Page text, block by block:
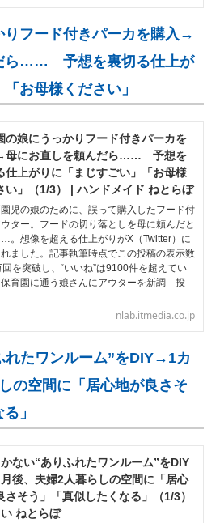
りフード付きパーカを購入→
ら…… 予想を裏切る仕上が
お母様ください」
の娘にうっかりフード付きパーカを
母にお直しを頼んだら…… 予想を
仕上がりに「まじすごい」「お母様
い」（1/3） | ハンドメイド ねとらぼ
児の娘のために、誤って購入したフード付
ター。フードの切り落としを母に頼んだと
。想像を超える仕上がりがX（Twitter）に
ました。記事執筆時点でこの投稿の表示数
を突破し、“いいね”は9100件を超えてい
保育園に通う娘さんにアウターを新調 投
nlab.itmedia.co.jp
れたワンルーム”をDIY→1カ
の空間に「居心地が良さそ
」
ない“ありふれたワンルーム”をDIY
後、夫婦2人暮らしの空間に「居心
さそう」「真似したくなる」（1/3）
ねとらぼ